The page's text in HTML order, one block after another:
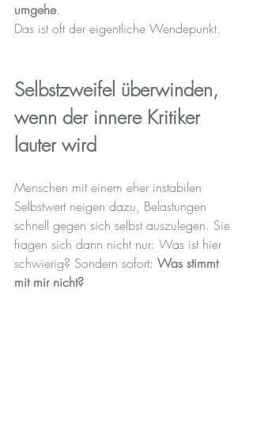
umgehe.
Das ist oft der eigentliche Wendepunkt.
Selbstzweifel überwinden,
wenn der innere Kritiker
lauter wird
Menschen mit einem eher instabilen
Selbstwert neigen dazu, Belastungen
schnell gegen sich selbst auszulegen. Sie
fragen sich dann nicht nur: Was ist hier
schwierig? Sondern sofort: Was stimmt
mit mir nicht?